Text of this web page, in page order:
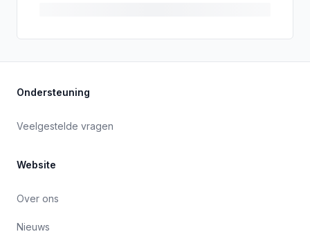
Ondersteuning
Veelgestelde vragen
Website
Over ons
Nieuws